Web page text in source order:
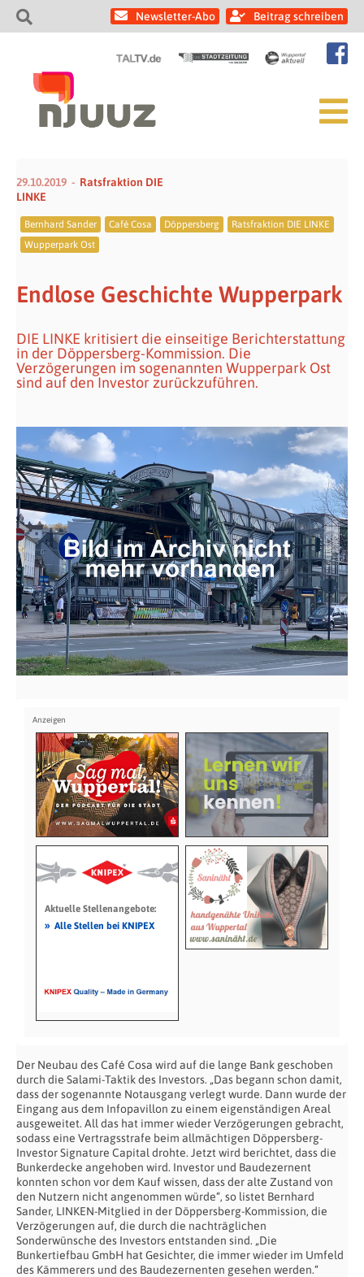
Newsletter-Abo Beitrag schreiben
29.10.2019
Ratsfraktion DIE
LINKE
Bernhard Sander Café Cosa Döppersberg
Ratsfraktion DIE LINKE
Wupperpark Ost
Endlose Geschichte Wupperpark
DIE LINKE kritisiert die einseitige Berichterstattung
in der Döppersberg-Kommission. Die
Verzögerungen im sogenannten Wupperpark Ost
sind auf den Investor zurückzuführen.
Aktuelle Stellenangebote:
» Alle Stellen bei KNIPEX
Der Neubau des Café Cosa wird auf die lange Bank geschoben
durch die Salami-Taktik des Investors. „Das begann schon damit,
dass der sogenannte Notausgang verlegt wurde. Dann wurde der
Eingang aus dem Infopavillon zu einem eigenständigen Areal
ausgeweitet. All das hat immer wieder Verzögerungen gebracht,
sodass eine Vertragsstrafe beim allmächtigen Döppersberg-
Investor Signature Capital drohte. Jetzt wird berichtet, dass die
Bunkerdecke angehoben wird. Investor und Baudezernent
konnten schon vor dem Kauf wissen, dass der alte Zustand von
den Nutzern nicht angenommen würde“, so listet Bernhard
Sander, LINKEN-Mitglied in der Döppersberg-Kommission, die
Verzögerungen auf, die durch die nachträglichen
Sonderwünsche des Investors entstanden sind. „Die
Bunkertiefbau GmbH hat Gesichter, die immer wieder im Umfeld
des Kämmerers und des Baudezernenten gesehen werden.“